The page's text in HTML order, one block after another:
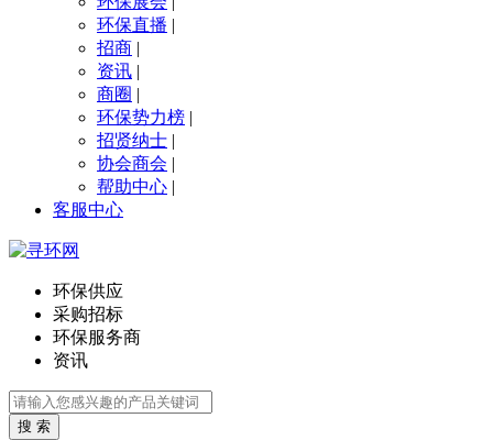
环保直播 |
招商 |
资讯 |
商圈 |
环保势力榜 |
招贤纳士 |
协会商会 |
帮助中心 |
客服中心
环保供应
采购招标
环保服务商
资讯
搜 索